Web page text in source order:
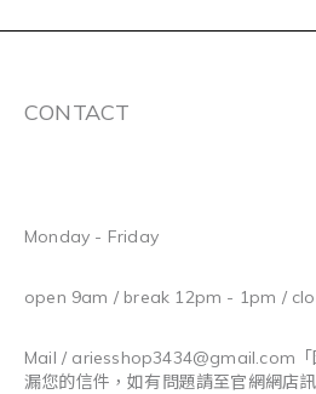
CONTACT
Monday - Friday
open 9am / break 12pm - 1pm /
Mail / ariesshop3434@gmail.com
漏您的信件，如有問題請至官網網店